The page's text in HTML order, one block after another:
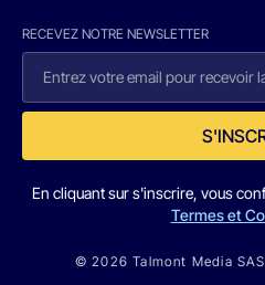
RECEVEZ NOTRE NEWSLETTER
En cliquant sur s'inscrire, vous
Termes et
© 2026 Talmont Media